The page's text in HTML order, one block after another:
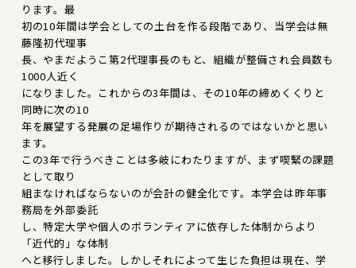
ります。最
初の10年間は学会としての土台を作る段階であり、当学会は無
藤隆初代理事
長、やまだようこ第2代理事長のもと、組織が整備され会員数も
1000人近く
になりました。これからの3年間は、その10年の締めくくりと
同時に次の10
年を展望する発展の足場作りが期待されるのではないかと思い
ます。
この3年で行うべきことは多岐にわたりますが、まず喫緊の課題
として取り
組まなければならないのが会計の健全化です。本学会は昨年事
務局を外部委託
し、特定大学や個人のボランティアに依存した体制からより
「近代的」な体制
へと移行しました。しかしそれによって生じた負担は現在、学